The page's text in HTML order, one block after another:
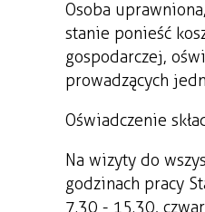
WAŻNE
GAZETA
"PSZOW.PL"
PRZESTRZENNE
Osoba
stanie ponieść
gospodarczej,
prowadzących
Oświadczenie
Na wizyty do
godzinach pracy
7.30 - 15.30,